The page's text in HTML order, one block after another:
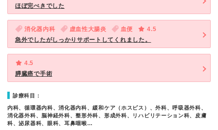
ほぼ完ぺきでした
消化器内科 虚血性大腸炎 血便
4.5
急外でしたがしっかりサポートしてくれました。
4.5
膵臓癌で手術
診療科目：
内科、循環器内科、消化器内科、緩和ケア（ホスピス）、外科、呼吸器外科、
消化器外科、脳神経外科、整形外科、形成外科、リハビリテーション科、皮膚
科、泌尿器科、眼科、耳鼻咽喉…